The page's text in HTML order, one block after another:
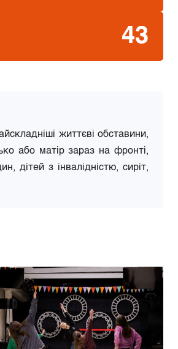
43
життєві обставини,
або матір зараз на фронті,
дітей з інвалідністю, сиріт,